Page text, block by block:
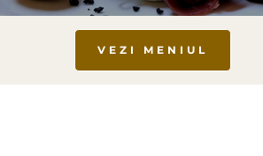
VEZI MENIUL